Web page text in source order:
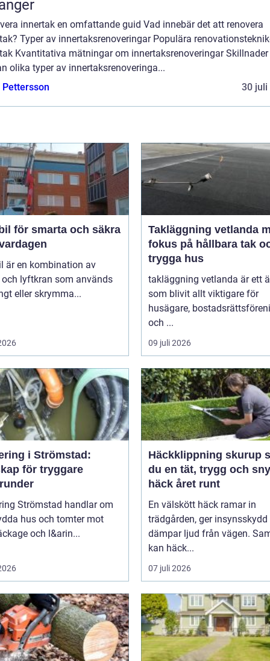
innertak en omfattande guid Vad innebär det att renovera
Typer av innertaksrenoveringar Populära
Kvantitativa mätningar om innertaksrenoveringar Skillnader
olika typer av innertaksrenoveringa...
30 juli
för smarta och säkra
är en kombination av
lyftkran som används
eller skrymma...
Takläggning vetlanda
fokus på hållbara tak
trygga hus
takläggning vetlanda är ett
som blivit allt viktigare för
husägare,
och ...
09 juli 2026
i Strömstad:
för tryggare
Strömstad handlar om
hus och tomter mot
och l&arin...
Häckklippning skurup så får
du en tät, trygg och
häck året runt
En välskött häck ramar in
trädgården, ger insynsskydd
dämpar ljud från vägen.
kan häck...
07 juli 2026